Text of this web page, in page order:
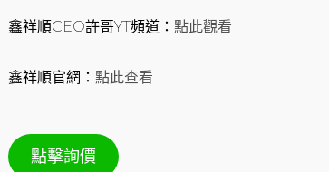
鑫祥順CEO許哥YT頻道： 點此觀看
鑫祥順官網： 點此查看
點擊詢價